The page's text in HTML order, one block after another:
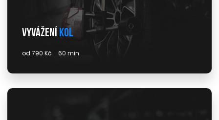
Vyvážení kol
od 790 Kč 60 min